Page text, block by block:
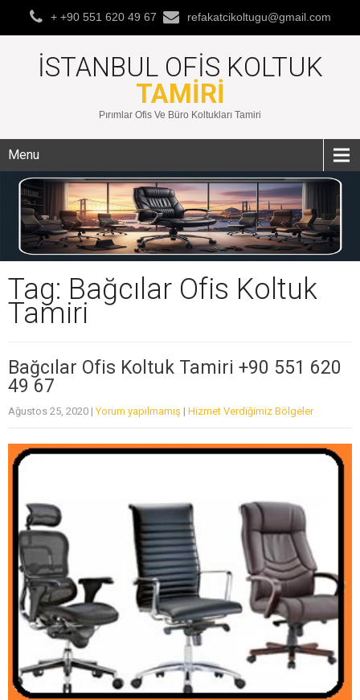
+ +90 551 620 49 67 refakatcikoltugu@gmail.com
İSTANBUL OFIS KOLTUK
TAMIRI
Pırımlar Ofis Ve Büro Koltukları Tamiri
Menu
Tag: Bağcılar Ofis Koltuk
Tamiri
Bağcılar Ofis Koltuk Tamiri +90 551 620
49 67
Ağustos 25, 2020 |Yorum yapılmamış | Hizmet Verdiğimiz Bölgeler